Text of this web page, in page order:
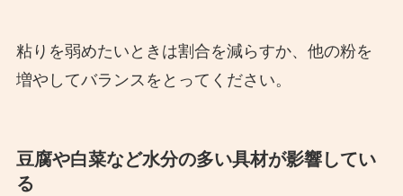
粘りを弱めたいときは割合を減らすか、他の粉を
増やしてバランスをとってください。
豆腐や白菜など水分の多い具材が影響してい
る